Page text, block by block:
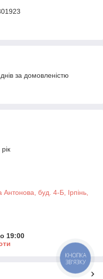
за домовленістю
Антонова, буд. 4-Б, Ірпінь,
19:00
КНОПКА
ЗВ'ЯЗКУ